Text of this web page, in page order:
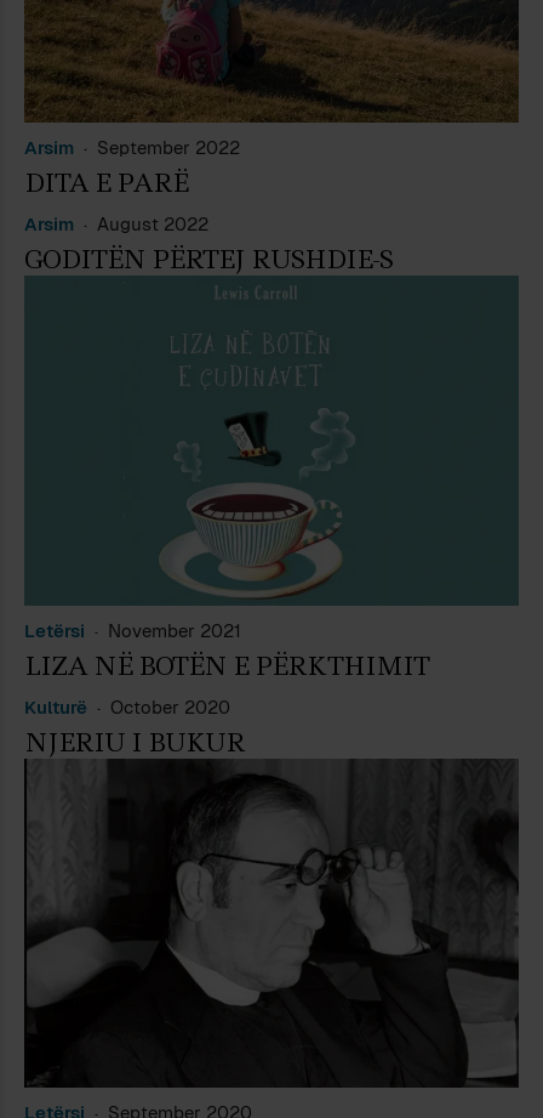
Arsim September 2022
DITA E PARË
Arsim August 2022
GODITËN PËRTEJ RUSHDIE-S
Letërsi November 2021
LIZA NË BOTËN E PËRKTHIMIT
Kulturë October 2020
NJERIU I BUKUR
Letërsi September 2020